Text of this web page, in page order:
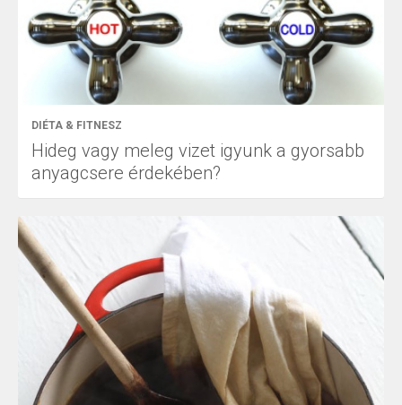
DIÉTA & FITNESZ
Hideg vagy meleg vizet igyunk a gyorsabb
anyagcsere érdekében?